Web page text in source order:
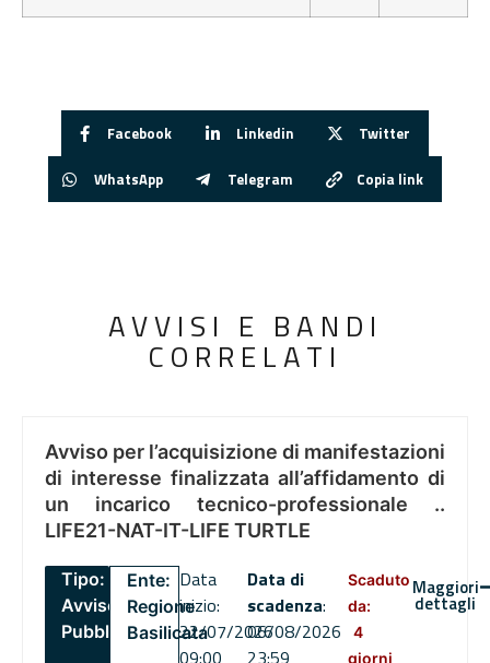
Facebook Linkedin Twitter
WhatsApp Telegram Copia link
AVVISI E BANDI
CORRELATI
Avviso per l’acquisizione di manifestazioni
di interesse finalizzata all’affidamento di
un incarico tecnico-professionale ..
LIFE21-NAT-IT-LIFE TURTLE
Tipo:
Avviso
Pubblico
Ente:
Regione
Basilicata
Data
inizio:
22/07/2026
Data di
scadenza:
06/08/2026
Scaduto
da:
4
giorni
Maggiori
dettagli